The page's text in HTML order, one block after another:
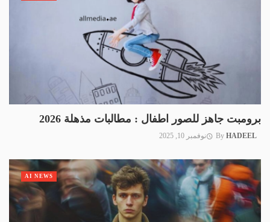
برومبت جاهز للصور اطفال : مطالبات مذهلة 2026
By HADEEL نوفمبر 10, 2025
AI NEWS